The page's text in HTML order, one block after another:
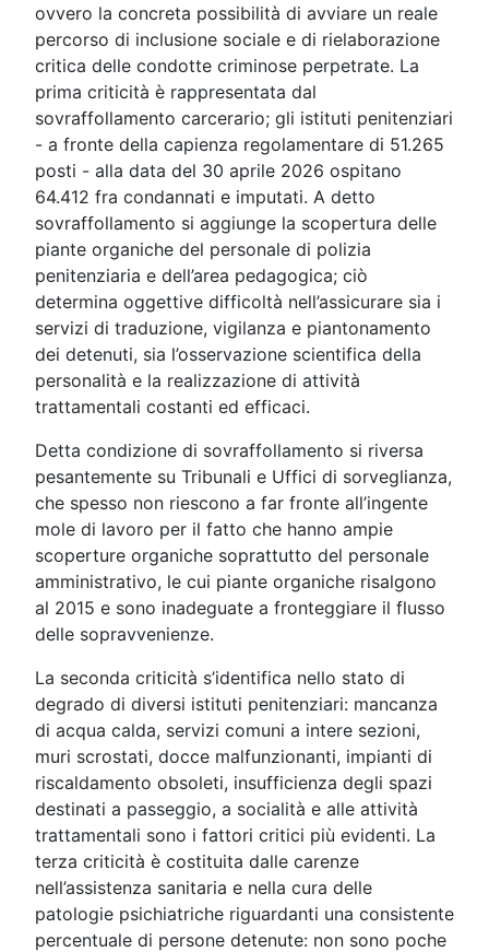
ovvero la concreta possibilità di avviare un reale
percorso di inclusione sociale e di rielaborazione
critica delle condotte criminose perpetrate. La
prima criticità è rappresentata dal
sovraffollamento carcerario; gli istituti penitenziari
- a fronte della capienza regolamentare di 51.265
posti - alla data del 30 aprile 2026 ospitano
64.412 fra condannati e imputati. A detto
sovraffollamento si aggiunge la scopertura delle
piante organiche del personale di polizia
penitenziaria e dell’area pedagogica; ciò
determina oggettive difficoltà nell’assicurare sia i
servizi di traduzione, vigilanza e piantonamento
dei detenuti, sia l’osservazione scientifica della
personalità e la realizzazione di attività
trattamentali costanti ed efficaci.
Detta condizione di sovraffollamento si riversa
pesantemente su Tribunali e Uffici di sorveglianza,
che spesso non riescono a far fronte all’ingente
mole di lavoro per il fatto che hanno ampie
scoperture organiche soprattutto del personale
amministrativo, le cui piante organiche risalgono
al 2015 e sono inadeguate a fronteggiare il flusso
delle sopravvenienze.
La seconda criticità s’identifica nello stato di
degrado di diversi istituti penitenziari: mancanza
di acqua calda, servizi comuni a intere sezioni,
muri scrostati, docce malfunzionanti, impianti di
riscaldamento obsoleti, insufficienza degli spazi
destinati a passeggio, a socialità e alle attività
trattamentali sono i fattori critici più evidenti. La
terza criticità è costituita dalle carenze
nell’assistenza sanitaria e nella cura delle
patologie psichiatriche riguardanti una consistente
percentuale di persone detenute: non sono poche